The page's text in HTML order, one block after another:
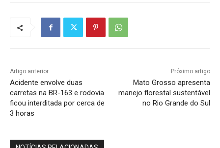
Artigo anterior
Acidente envolve duas
carretas na BR-163 e rodovia
ficou interditada por cerca de
3 horas
Próximo artigo
Mato Grosso apresenta
manejo florestal sustentável
no Rio Grande do Sul